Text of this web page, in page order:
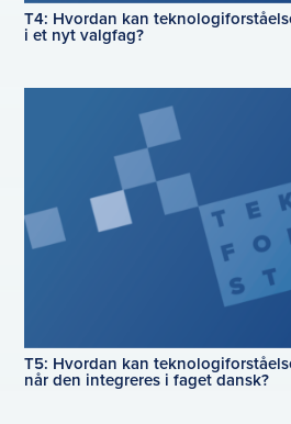
T4: Hvordan kan
i et nyt valgfag?
T5: Hvordan kan
når den integreres i faget dansk?